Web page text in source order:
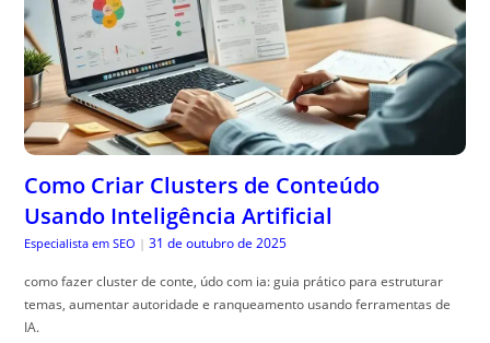
Como Criar Clusters de Conteúdo
Usando Inteligência Artificial
Especialista em SEO | 31 de outubro de 2025
como fazer cluster de conte, údo com ia: guia prático para estruturar
temas, aumentar autoridade e ranqueamento usando ferramentas de
IA.